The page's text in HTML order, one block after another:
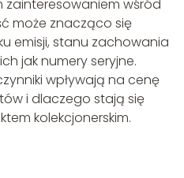
zainteresowaniem wśród
może znacząco się
emisji, stanu zachowania
jak numery seryjne.
wpływają na cenę
i dlaczego stają się
kolekcjonerskim.